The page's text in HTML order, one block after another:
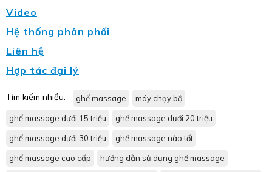
Video
Hệ thống phân phối
Liên hệ
Hợp tác đại lý
Tìm kiếm nhiều: ghế massage máy chạy bộ
ghế massage dưới 15 triệu ghế massage dưới 20 triệu
ghế massage dưới 30 triệu ghế massage nào tốt
ghế massage cao cấp hướng dẫn sử dụng ghế massage